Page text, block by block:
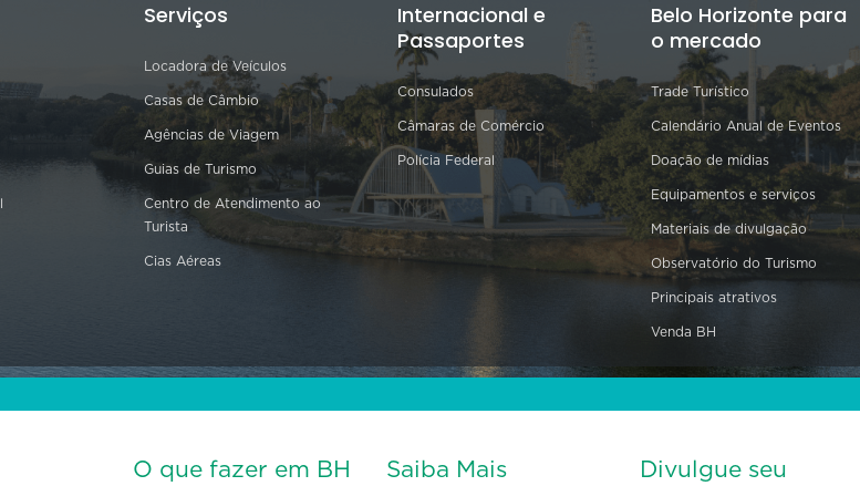
Serviços
Locadora de Veículos
Casas de Câmbio
Agências de Viagem
Guias de Turismo
Centro de Atendimento ao
Turista
Cias Aéreas
Internacional e
Passaportes
Consulados
Câmaras de Comércio
Polícia Federal
Belo Horizonte para
o mercado
Trade Turístico
Calendário Anual de Eventos
Doação de mídias
Equipamentos e serviços
Materiais de divulgação
Observatório do Turismo
Principais atrativos
Venda BH
O que fazer em BH Saiba Mais
Divulgue seu